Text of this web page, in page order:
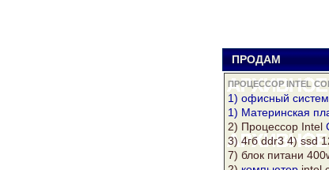
ПРОДАМ
ПРОЦЕССОР INTEL
1) офисный
1) Материнская
2) Процессор Intel
3) 4гбddr34) ssd
7) блок питани